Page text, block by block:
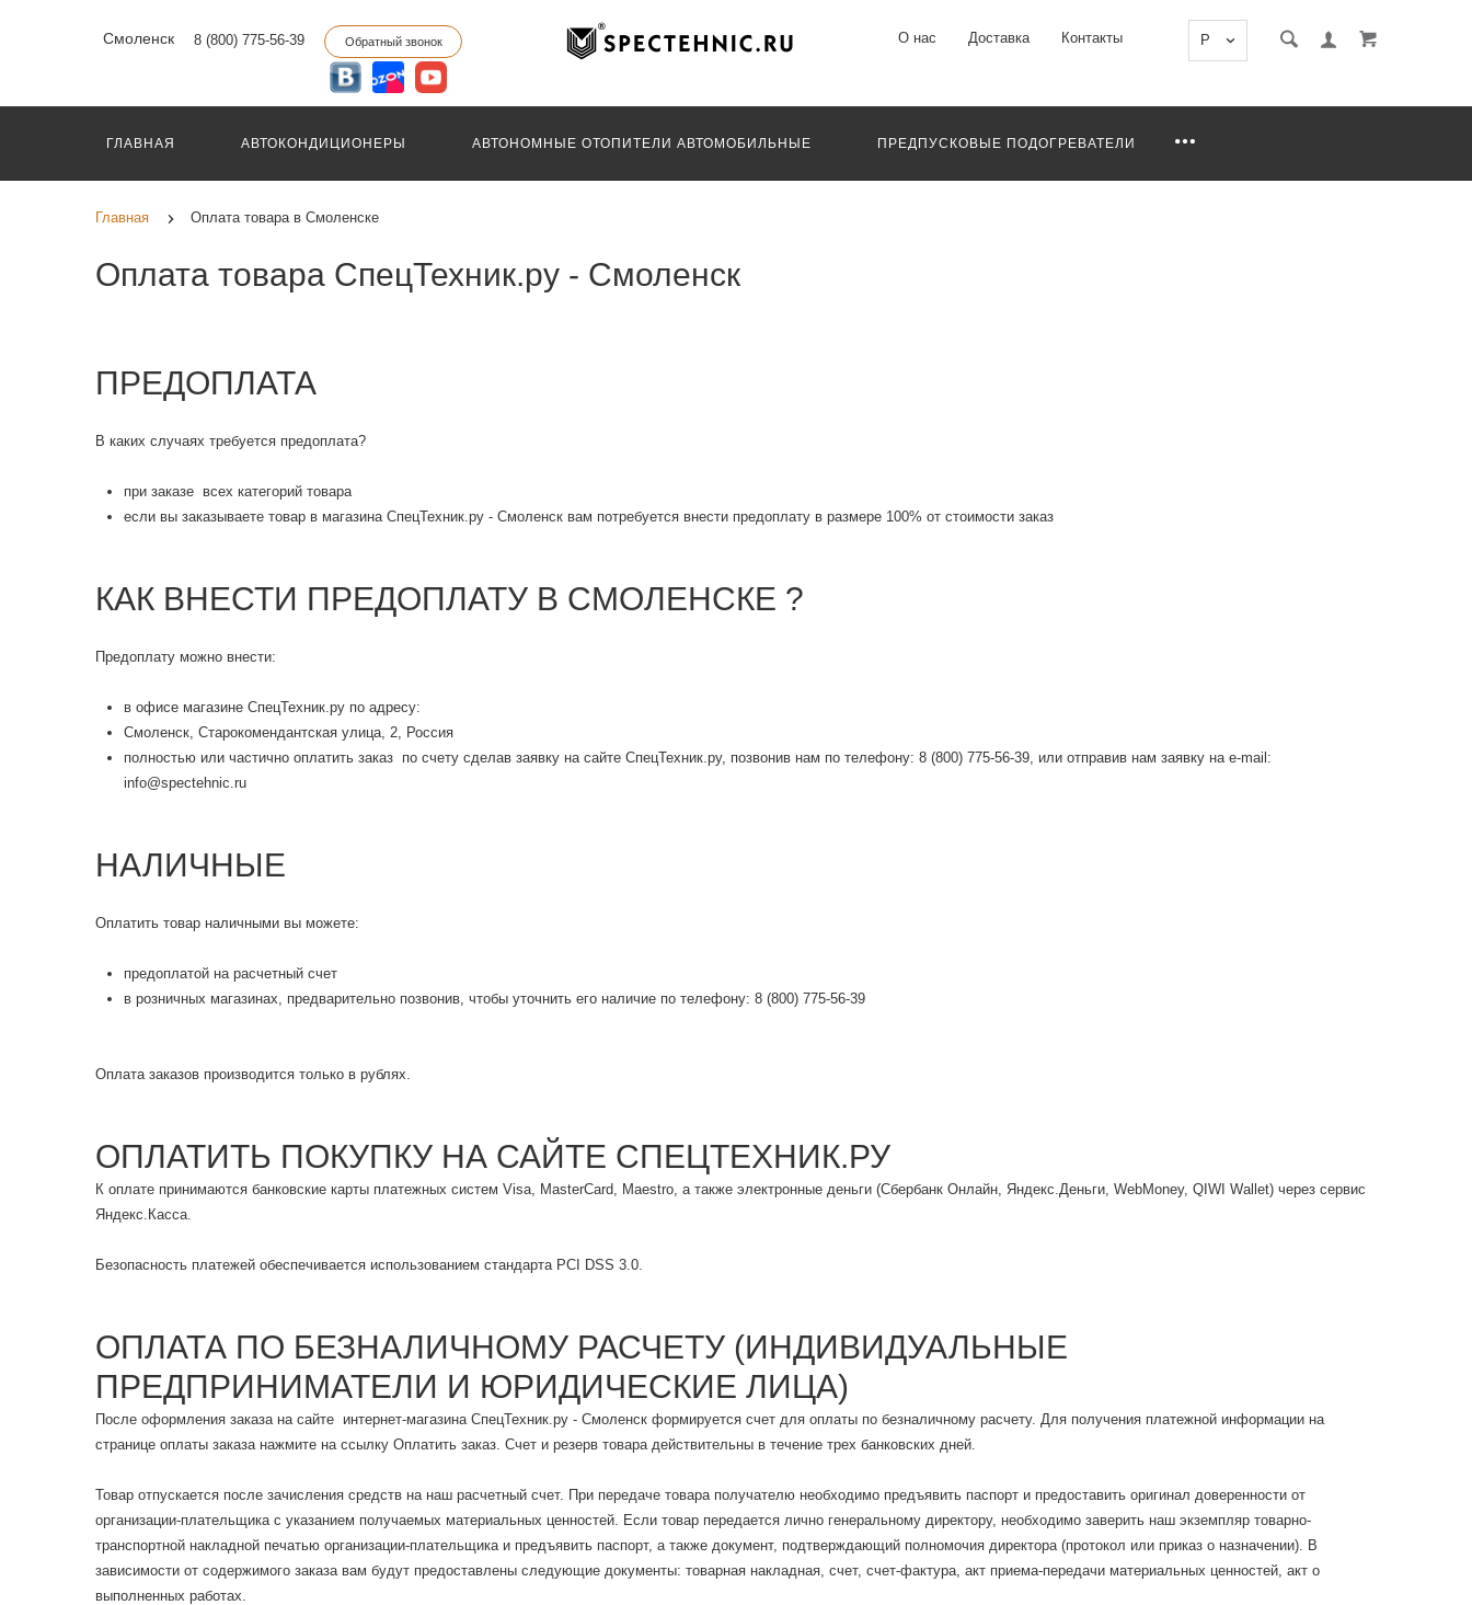
Смоленск 8 (800) 775-56-39 Обратный звонок P
О нас Доставка Контакты
ГЛАВНАЯ АВТОКОНДИЦИОНЕРЫ АВТОНОМНЫЕ ОТОПИТЕЛИ АВТОМОБИЛЬНЫЕ ПРЕДПУСКОВЫЕ ПОДОГРЕВАТЕЛИ
Главная Оплата товара в Смоленске
Оплата товара СпецТехник.ру - Смоленск
ПРЕДОПЛАТА
В каких случаях требуется предоплата?
при заказе всех категорий товара
если вы заказываете товар в магазина СпецТехник.ру - Смоленск вам потребуется внести предоплату в размере 100% от стоимости заказ
КАК ВНЕСТИ ПРЕДОПЛАТУ В СМОЛЕНСКЕ ?
Предоплату можно внести:
в офисе магазине СпецТехник.ру по адресу:
Смоленск, Старокомендантская улица, 2, Россия
полностью или частично оплатить заказ по счету сделав заявку на сайте СпецТехник.ру, позвонив нам по телефону: 8 (800) 775-56-39, или отправив нам заявку на e-mail:
info@spectehnic.ru
НАЛИЧНЫЕ
Оплатить товар наличными вы можете:
предоплатой на расчетный счет
в розничных магазинах, предварительно позвонив, чтобы уточнить его наличие по телефону: 8 (800) 775-56-39
Оплата заказов производится только в рублях.
ОПЛАТИТЬ ПОКУПКУ НА САЙТЕ СПЕЦТЕХНИК.РУ
К оплате принимаются банковские карты платежных систем Visa, MasterCard, Maestro, а также электронные деньги (Сбербанк Онлайн, Яндекс.Деньги, WebMoney, QIWI Wallet) через сервис
Яндекс.Касса.
Безопасность платежей обеспечивается использованием стандарта PCI DSS 3.0.
ОПЛАТА ПО БЕЗНАЛИЧНОМУ РАСЧЕТУ (ИНДИВИДУАЛЬНЫЕ
ПРЕДПРИНИМАТЕЛИ И ЮРИДИЧЕСКИЕ ЛИЦА)
После оформления заказа на сайте интернет-магазина СпецТехник.ру - Смоленск формируется счет для оплаты по безналичному расчету. Для получения платежной информации на
странице оплаты заказа нажмите на ссылку Оплатить заказ. Счет и резерв товара действительны в течение трех банковских дней.
Товар отпускается после зачисления средств на наш расчетный счет. При передаче товара получателю необходимо предъявить паспорт и предоставить оригинал доверенности от
организации-плательщика с указанием получаемых материальных ценностей. Если товар передается лично генеральному директору, необходимо заверить наш экземпляр товарно-
транспортной накладной печатью организации-плательщика и предъявить паспорт, а также документ, подтверждающий полномочия директора (протокол или приказ о назначении). В
зависимости от содержимого заказа вам будут предоставлены следующие документы: товарная накладная, счет, счет-фактура, акт приема-передачи материальных ценностей, акт о
выполненных работах.